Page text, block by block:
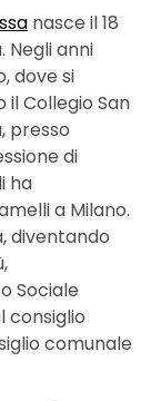
nasce il 18
Negli anni
dove si
il Collegio San
presso
di
ha
a Milano.
diventando
Sociale
consiglio
comunale